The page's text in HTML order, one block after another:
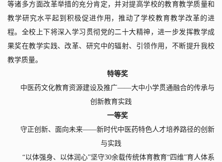
等诸多方面改革举措的充分肯定，并对提高学校的教育教学质量和
教学研究水平起到积极促进作用，推动了学校教育教学改革的进
程。全校上下将深入学习贯彻党的二十大精神，进一步发挥教学成
果奖在教学实践、改革、研究中的辐射、引领作用，不断提升我校
教学质量。
特等奖
中医药文化教育资源建设及推广——大中小学贯通融合的传承与
创新教育实践
一等奖
守正创新、面向未来——新时代中医药特色人才培养路径的创新
与实践
“以体强身、以体润心”坚守30余载传统体育教育“四维”育人体系